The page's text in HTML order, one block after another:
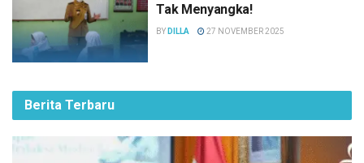
Tak Menyangka!
BY DILLA 27 NOVEMBER 2025
Berita Terbaru